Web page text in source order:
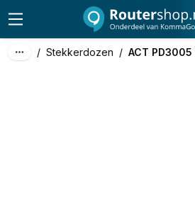
/ Stekkerdozen /
excl. btw
incl. btw